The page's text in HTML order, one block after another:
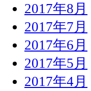
2017年8月
2017年7月
2017年6月
2017年5月
2017年4月